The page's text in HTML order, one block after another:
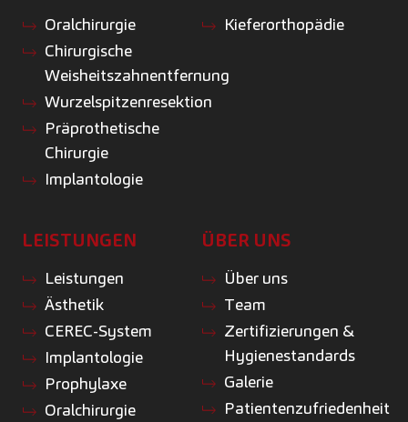
Oralchirurgie
Chirurgische
Weisheitszahnentfernung
Wurzelspitzenresektion
Präprothetische
Chirurgie
Implantologie
Kieferorthopädie
LEISTUNGEN
Leistungen
Ästhetik
CEREC-System
Implantologie
Prophylaxe
Oralchirurgie
ÜBER UNS
Über uns
Team
Zertifizierungen &
Hygienestandards
Galerie
Patientenzufriedenheit